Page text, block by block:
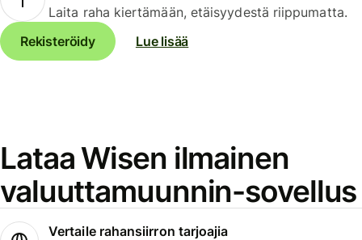
Laita raha kiertämään, etäisyydestä riippumatta.
Rekisteröidy
Lue lisää
Lataa Wisen ilmainen
valuuttamuunnin-sovellus
Vertaile rahansiirron tarjoajia